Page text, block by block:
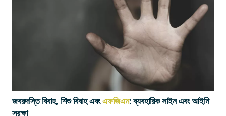
জবরদস্তি বিবাহ, শিশু বিবাহ এবংএফজিএম: ব্যবহারিক সাইন এবং আইনি
সুরক্ষা